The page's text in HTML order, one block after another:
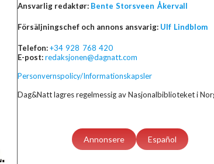
Ansvarlig redaktør: Bente Storsveen Åkervall
Försäljningschef och annons ansvarig: Ulf Lindblom
Telefon:+34 928 768 420
E-post:redaksjonen@dagnatt.com
Personvernspolicy/Informationskapsler
Dag&Natt lagres regelmessig av Nasjonalbiblioteket i
Annonsere Español